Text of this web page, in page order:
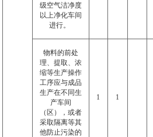
级空气洁净度
以上净化车间
进行。
物料的前处
理、提取、浓
缩等生产操作
工序应与成品
生产在不同生
产车间
（区），或者
采取隔离等其
他防止污染的
1 1